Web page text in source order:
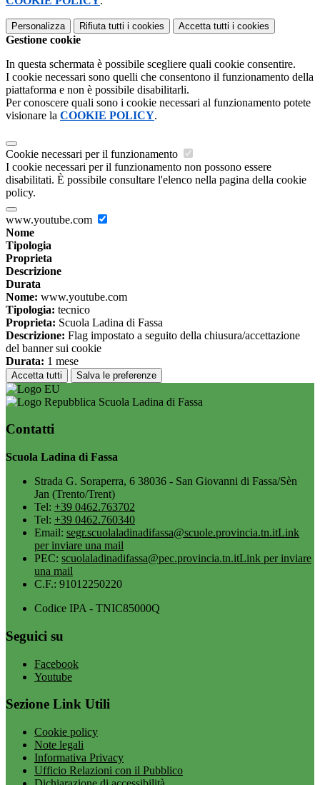
Personalizza Rifiuta tutti i cookies Accetta tutti i cookies
Gestione cookie
In questa schermata è possibile scegliere quali cookie consentire.
I cookie necessari sono quelli che consentono il funzionamento della
piattaforma e non è possibile disabilitarli.
Per conoscere quali sono i cookie necessari al funzionamento potete
visionare la COOKIE POLICY.
Cookie necessari per il funzionamento
I cookie necessari per il funzionamento non possono essere
disabilitati. È possibile consultare l'elenco nella pagina della cookie
policy.
www.youtube.com
Nome
Tipologia
Proprieta
Descrizione
Durata
Nome: www.youtube.com
Tipologia: tecnico
Proprieta: Scuola Ladina di Fassa
Descrizione: Flag impostato a seguito della chiusura/accettazione
del banner sui cookie
Durata: 1 mese
Accetta tutti Salva le preferenze
Scuola Ladina di Fassa
Contatti
Scuola Ladina di Fassa
Strada G. Soraperra, 6 38036 - San Giovanni di Fassa/Sèn
Jan (Trento/Trent)
Tel: +39 0462.763702
Tel: +39 0462.760340
Email: segr.scuolaladinadifassa@scuole.provincia.tn.itLink
per inviare una mail
PEC: scuolaladinadifassa@pec.provincia.tn.itLink per inviare
una mail
C.F.: 91012250220
Codice IPA - TNIC85000Q
Seguici su
Facebook
Youtube
Sezione Link Utili
Cookie policy
Note legali
Informativa Privacy
Ufficio Relazioni con il Pubblico